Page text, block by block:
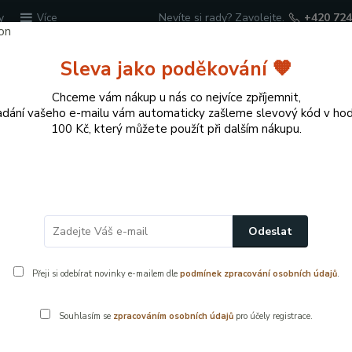
Více Nevíte si rady? Zavolejte. +420
– chromová, plastové tělo
náhradní
Sleva jako poděkování 🧡
Chceme vám nákup u nás co nejvíce zpříjemnit,
vašeho e-mailu vám automaticky zašleme slevový kód v
100 Kč, který můžete použít při dalším nákupu.
Odeslat
Přeji si odebírat novinky e-mailem dle podmínek zpracování osobních údajů.
Souhlasím se zpracováním osobních údajůpro účely registrace.